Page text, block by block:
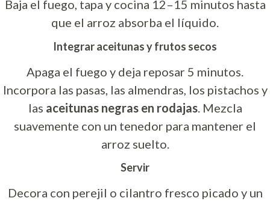
Baja el fuego, tapa y cocina 12–15 minutos hasta
que el arroz absorba el líquido.
Integrar aceitunas y frutos secos
Apaga el fuego y deja reposar 5 minutos.
Incorpora las pasas, las almendras, los pistachos y
las aceitunas negras en rodajas. Mezcla
suavemente con un tenedor para mantener el
arroz suelto.
Servir
Decora con perejil o cilantro fresco picado y un